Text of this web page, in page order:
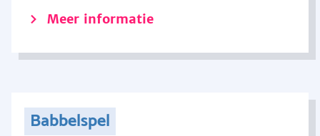
Meer informatie
Babbelspel